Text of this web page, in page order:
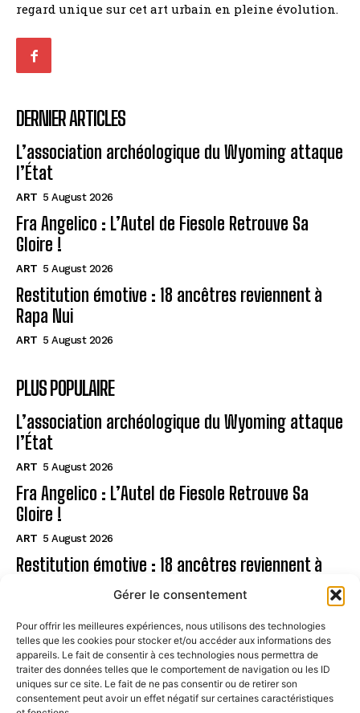
Gérer le consentement
Pour offrir les meilleures expériences, nous utilisons des technologies
telles que les cookies pour stocker et/ou accéder aux informations des
appareils. Le fait de consentir à ces technologies nous permettra de
traiter des données telles que le comportement de navigation ou les ID
uniques sur ce site. Le fait de ne pas consentir ou de retirer son
consentement peut avoir un effet négatif sur certaines caractéristiques
regard unique sur cet art urbain en pleine évolution.
DERNIER ARTICLES
L’association archéologique du Wyoming attaque
l’État
ART 5 August 2026
Fra Angelico : L’Autel de Fiesole Retrouve Sa
Gloire !
ART 5 August 2026
Restitution émotive : 18 ancêtres reviennent à
Rapa Nui
ART 5 August 2026
PLUS POPULAIRE
L’association archéologique du Wyoming attaque
l’État
ART 5 August 2026
Fra Angelico : L’Autel de Fiesole Retrouve Sa
Gloire !
ART 5 August 2026
Restitution émotive : 18 ancêtres reviennent à
Page
CONTACT